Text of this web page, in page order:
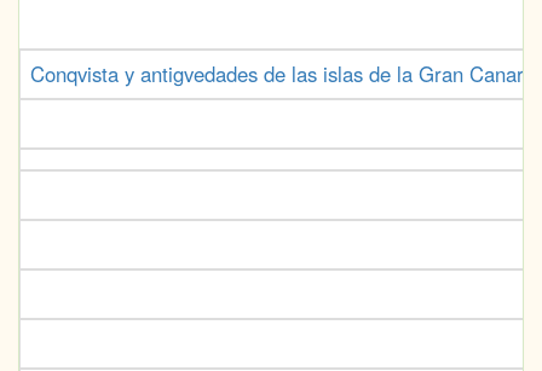
Conqvista y antigvedades de las islas de la Gran